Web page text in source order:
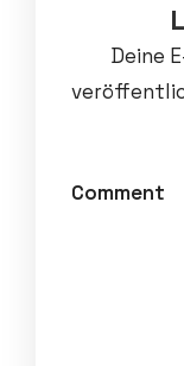
Deine
Comment